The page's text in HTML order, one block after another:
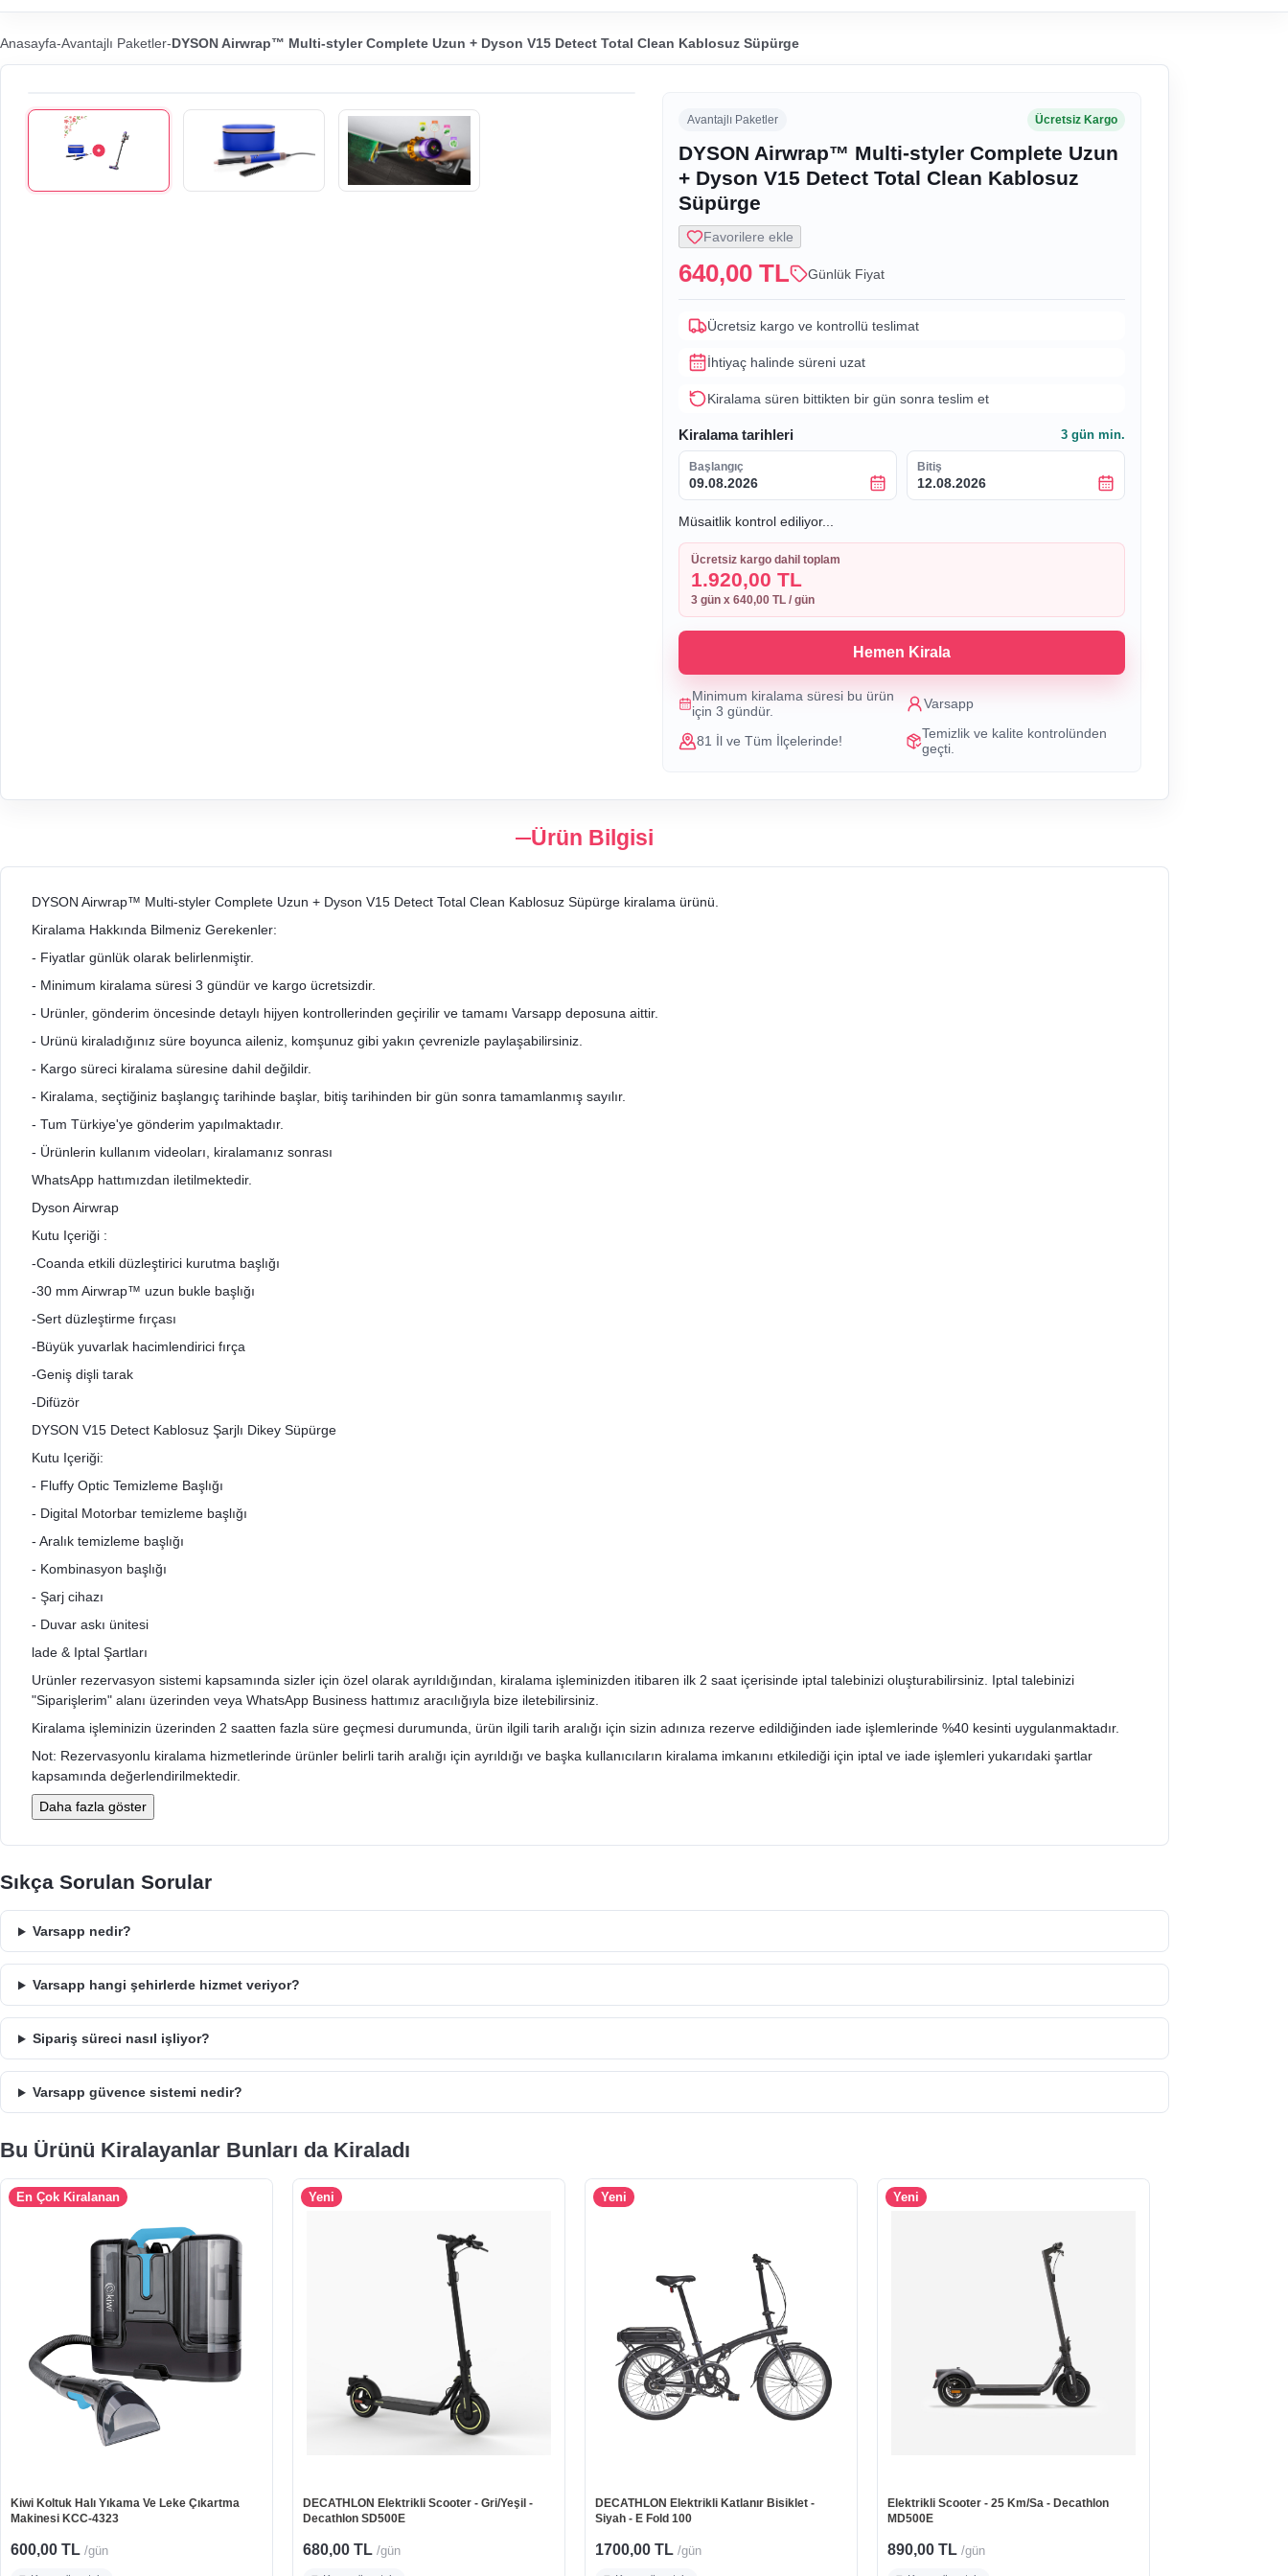
Anasayfa-Avantajlı Paketler-DYSON Airwrap™ Multi-styler Complete Uzun + Dyson V15 Detect Total Clean Kablosuz Süpürge
Avantajlı Paketler Ücretsiz Kargo
DYSON Airwrap™ Multi-styler Complete Uzun
+ Dyson V15 Detect Total Clean Kablosuz
Süpürge
Favorilere ekle
640,00 TL Günlük Fiyat
Ücretsiz kargo ve kontrollü teslimat
İhtiyaç halinde süreni uzat
Kiralama süren bittikten bir gün sonra teslim et
Kiralama tarihleri 3 gün min.
Başlangıç
09.08.2026
Bitiş
12.08.2026
Müsaitlik kontrol ediliyor...
Ücretsiz kargo dahil toplam
1.920,00 TL
3 gün x 640,00 TL / gün
Hemen Kirala
Minimum kiralama süresi bu ürün
için 3 gündür. Varsapp
81 İl ve Tüm İlçelerinde!
Temizlik ve kalite kontrolünden
geçti.
Ürün Bilgisi
DYSON Airwrap™ Multi-styler Complete Uzun + Dyson V15 Detect Total Clean Kablosuz Süpürge kiralama ürünü.
Kiralama Hakkında Bilmeniz Gerekenler:
- Fiyatlar günlük olarak belirlenmiştir.
- Minimum kiralama süresi 3 gündür ve kargo ücretsizdir.
- Urünler, gönderim öncesinde detaylı hijyen kontrollerinden geçirilir ve tamamı Varsapp deposuna aittir.
- Urünü kiraladığınız süre boyunca aileniz, komşunuz gibi yakın çevrenizle paylaşabilirsiniz.
- Kargo süreci kiralama süresine dahil değildir.
- Kiralama, seçtiğiniz başlangıç tarihinde başlar, bitiş tarihinden bir gün sonra tamamlanmış sayılır.
- Tum Türkiye'ye gönderim yapılmaktadır.
- Ürünlerin kullanım videoları, kiralamanız sonrası
WhatsApp hattımızdan iletilmektedir.
Dyson Airwrap
Kutu Içeriği :
-Coanda etkili düzleştirici kurutma başlığı
-30 mm Airwrap™ uzun bukle başlığı
-Sert düzleştirme fırçası
-Büyük yuvarlak hacimlendirici fırça
-Geniş dişli tarak
-Difüzör
DYSON V15 Detect Kablosuz Şarjlı Dikey Süpürge
Kutu Içeriği:
- Fluffy Optic Temizleme Başlığı
- Digital Motorbar temizleme başlığı
- Aralık temizleme başlığı
- Kombinasyon başlığı
- Şarj cihazı
- Duvar askı ünitesi
lade & Iptal Şartları
Urünler rezervasyon sistemi kapsamında sizler için özel olarak ayrıldığından, kiralama işleminizden itibaren ilk 2 saat içerisinde iptal talebinizi oluşturabilirsiniz. Iptal talebinizi
"Siparişlerim" alanı üzerinden veya WhatsApp Business hattımız aracılığıyla bize iletebilirsiniz.
Kiralama işleminizin üzerinden 2 saatten fazla süre geçmesi durumunda, ürün ilgili tarih aralığı için sizin adınıza rezerve edildiğinden iade işlemlerinde %40 kesinti uygulanmaktadır.
Not: Rezervasyonlu kiralama hizmetlerinde ürünler belirli tarih aralığı için ayrıldığı ve başka kullanıcıların kiralama imkanını etkilediği için iptal ve iade işlemleri yukarıdaki şartlar
kapsamında değerlendirilmektedir.
Daha fazla göster
Sıkça Sorulan Sorular
Varsapp nedir?
Varsapp hangi şehirlerde hizmet veriyor?
Sipariş süreci nasıl işliyor?
Varsapp güvence sistemi nedir?
Bu Ürünü Kiralayanlar Bunları da Kiraladı
En Çok Kiralanan
Kiwi Koltuk Halı Yıkama Ve Leke Çıkartma
Makinesi KCC-4323
600,00 TL /gün
Yeni
DECATHLON Elektrikli Scooter - Gri/Yeşil -
Decathlon SD500E
680,00 TL /gün
Yeni
DECATHLON Elektrikli Katlanır Bisiklet -
Siyah - E Fold 100
1700,00 TL /gün
Yeni
Elektrikli Scooter - 25 Km/Sa - Decathlon
MD500E
890,00 TL /gün